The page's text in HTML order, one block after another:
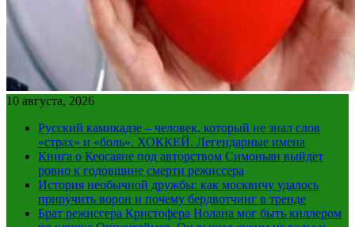
10 августа, 2026
Русский камикадзе – человек, который не знал слов
«страх» и «боль». ХОККЕЙ. Легендарные имена
Книга о Кеосаяне под авторством Симоньян выйдет
ровно к годовщине смерти режиссера
История необычной дружбы: как москвичу удалось
приручить ворон и почему бердвотчинг в тренде
Брат режиссера Кристофера Нолана мог быть киллером